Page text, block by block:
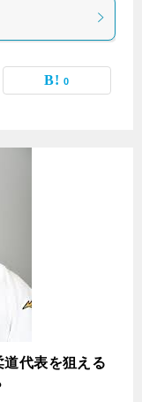
0
代表を狙える